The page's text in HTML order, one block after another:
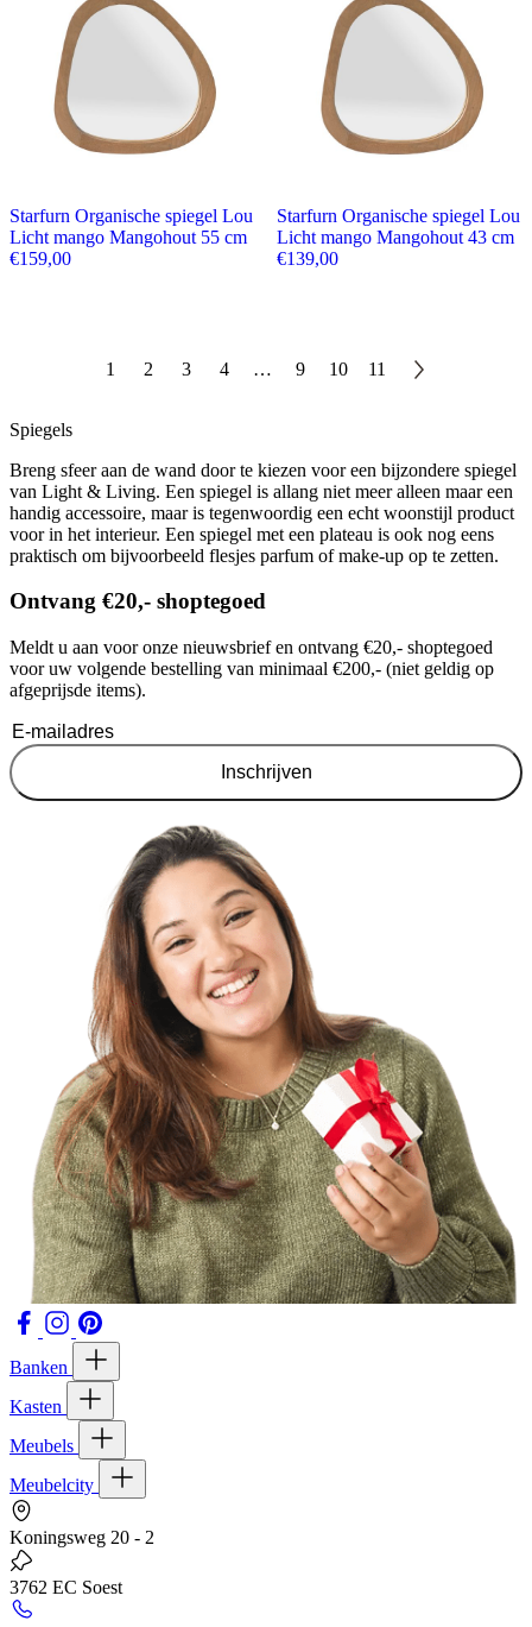
Starfurn Organische spiegel Lou
Licht mango Mangohout 55 cm
€159,00
Starfurn Organische spiegel Lou
Licht mango Mangohout 43 cm
€139,00
1 2 3 4 … 9 10 11
Spiegels
Breng sfeer aan de wand door te kiezen voor een bijzondere spiegel
van Light & Living. Een spiegel is allang niet meer alleen maar een
handig accessoire, maar is tegenwoordig een echt woonstijl product
voor in het interieur. Een spiegel met een plateau is ook nog eens
praktisch om bijvoorbeeld flesjes parfum of make-up op te zetten.
Ontvang €20,- shoptegoed
Meldt u aan voor onze nieuwsbrief en ontvang €20,- shoptegoed
voor uw volgende bestelling van minimaal €200,- (niet geldig op
afgeprijsde items).
Inschrijven
Banken
Kasten
Meubels
Meubelcity
Koningsweg 20 - 2
3762 EC Soest